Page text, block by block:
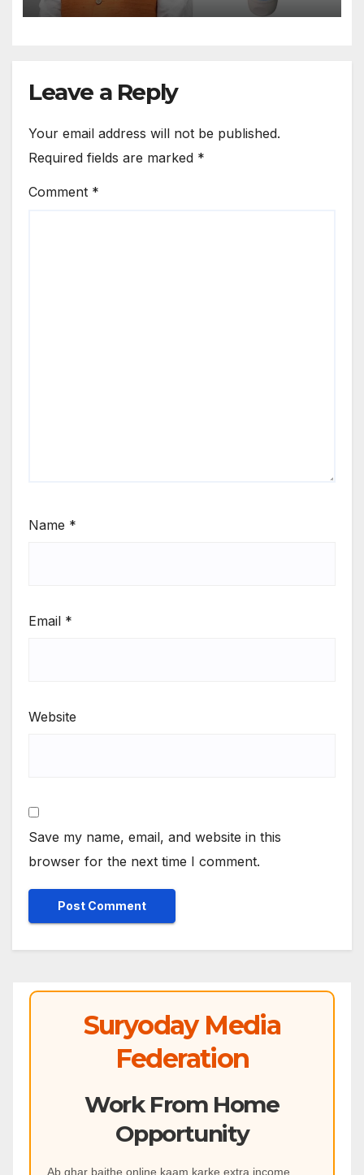
Leave a Reply
Your email address will not be published.
Required fields are marked *
Comment *
Name *
Email *
Website
Save my name, email, and website in this
browser for the next time I comment.
Suryoday Media
Federation
Work From Home
Opportunity
Ab ghar baithe online kaam karke extra income